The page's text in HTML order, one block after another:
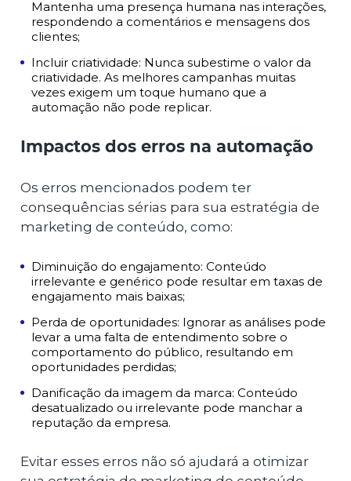
Mantenha uma presença humana nas interações,
respondendo a comentários e mensagens dos
clientes;
Incluir criatividade: Nunca subestime o valor da
criatividade. As melhores campanhas muitas
vezes exigem um toque humano que a
automação não pode replicar.
Impactos dos erros na automação
Os erros mencionados podem ter
consequências sérias para sua estratégia de
marketing de conteúdo, como:
Diminuição do engajamento: Conteúdo
irrelevante e genérico pode resultar em taxas de
engajamento mais baixas;
Perda de oportunidades: Ignorar as análises pode
levar a uma falta de entendimento sobre o
comportamento do público, resultando em
oportunidades perdidas;
Danificação da imagem da marca: Conteúdo
desatualizado ou irrelevante pode manchar a
reputação da empresa.
Evitar esses erros não só ajudará a otimizar